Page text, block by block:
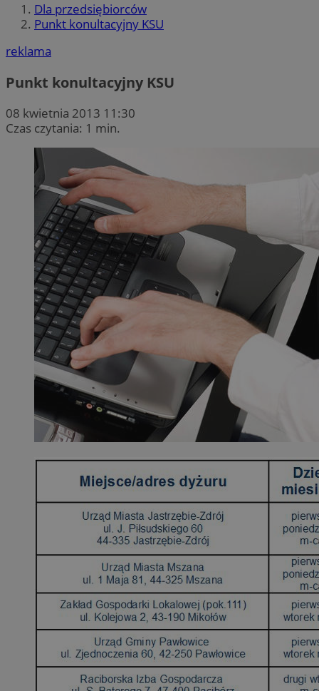
Dla przedsiębiorców
Punkt konultacyjny KSU
reklama
Punkt konultacyjny KSU
08 kwietnia 2013 11:30
Czas czytania: 1 min.